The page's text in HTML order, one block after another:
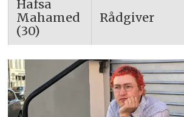
Hafsa
Mahamed
(30)
Rådgiver